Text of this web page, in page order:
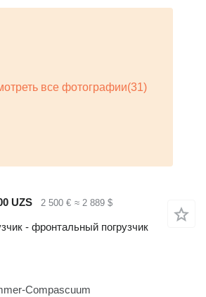
UZS
2 500 € ≈ 2 889 $
- фронтальный погрузчик
Compascuum